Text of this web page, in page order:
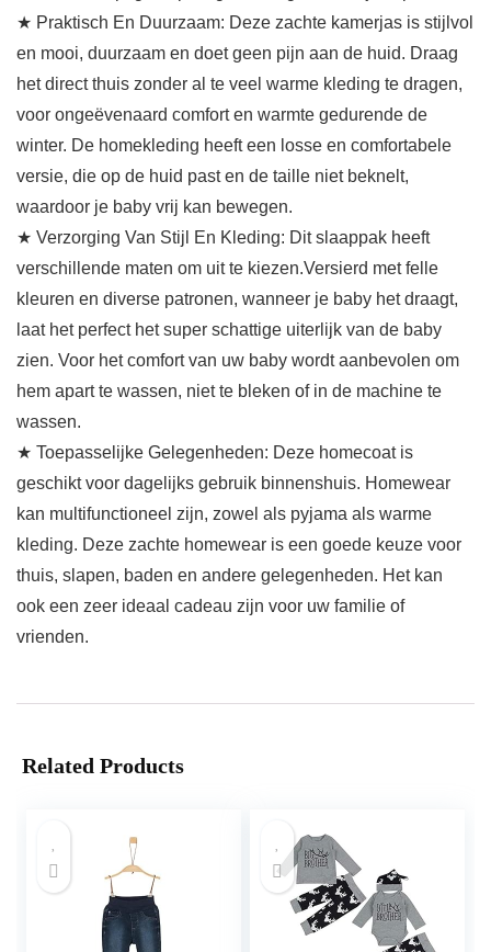
★ Praktisch En Duurzaam: Deze zachte kamerjas is stijlvol
en mooi, duurzaam en doet geen pijn aan de huid. Draag
het direct thuis zonder al te veel warme kleding te dragen,
voor ongeëvenaard comfort en warmte gedurende de
winter. De homekleding heeft een losse en comfortabele
versie, die op de huid past en de taille niet beknelt,
waardoor je baby vrij kan bewegen.
★ Verzorging Van Stijl En Kleding: Dit slaappak heeft
verschillende maten om uit te kiezen.Versierd met felle
kleuren en diverse patronen, wanneer je baby het draagt,
laat het perfect het super schattige uiterlijk van de baby
zien. Voor het comfort van uw baby wordt aanbevolen om
hem apart te wassen, niet te bleken of in de machine te
wassen.
★ Toepasselijke Gelegenheden: Deze homecoat is
geschikt voor dagelijks gebruik binnenshuis. Homewear
kan multifunctioneel zijn, zowel als pyjama als warme
kleding. Deze zachte homewear is een goede keuze voor
thuis, slapen, baden en andere gelegenheden. Het kan
ook een zeer ideaal cadeau zijn voor uw familie of
vrienden.
Related Products